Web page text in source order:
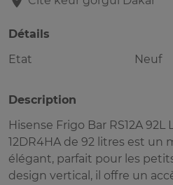
Détails
Etat
Neuf
Description
Hisense Frigo Bar RS12A 92L
12DR4HA de 92 litres est un
élégant, parfait pour les
design vertical, il offre un